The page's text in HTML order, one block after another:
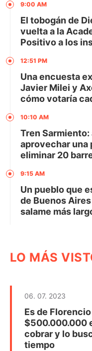
9:00 AM
El tobogán de
vuelta a la
Positivo a los
12:51 PM
Una encuesta
Javier Milei y
cómo votaría
10:10 AM
Tren
aprovechar una
eliminar 20
9:15 AM
Un pueblo que
de Buenos
salame más
LO MÁS
06. 07. 2023
Es de
$500.000.000
cobrar y lo
tiempo